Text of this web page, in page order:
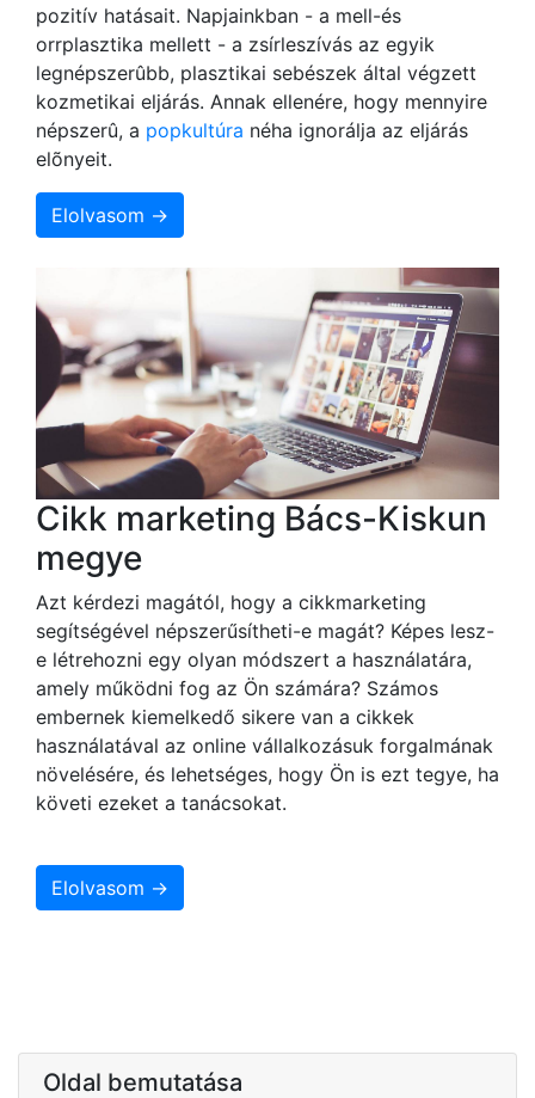
pozitív hatásait. Napjainkban - a mell-és
orrplasztika mellett - a zsírleszívás az egyik
legnépszerûbb, plasztikai sebészek által végzett
kozmetikai eljárás. Annak ellenére, hogy mennyire
népszerû, a popkultúra néha ignorálja az eljárás
elõnyeit.
Elolvasom →
Cikk marketing Bács-Kiskun
megye
Azt kérdezi magától, hogy a cikkmarketing
segítségével népszerűsítheti-e magát? Képes lesz-
e létrehozni egy olyan módszert a használatára,
amely működni fog az Ön számára? Számos
embernek kiemelkedő sikere van a cikkek
használatával az online vállalkozásuk forgalmának
növelésére, és lehetséges, hogy Ön is ezt tegye, ha
követi ezeket a tanácsokat.
Elolvasom →
Oldal bemutatása